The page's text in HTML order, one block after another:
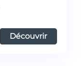
Découvrir